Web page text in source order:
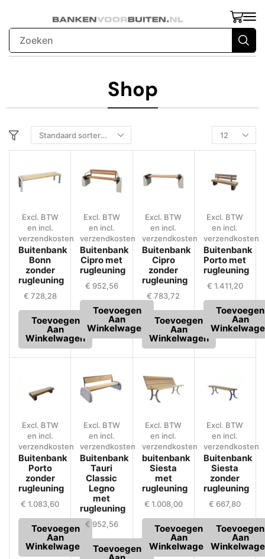
Shop
Excl. BTW
en incl.
verzendkosten
Buitenbank
Bonn
zonder
rugleuning
€ 728,28
Toevoegen
Aan
Winkelwagen
Excl. BTW
en incl.
verzendkosten
Buitenbank
Cipro met
rugleuning
€ 952,56
Toevoegen
Aan
Winkelwagen
Excl. BTW
en incl.
verzendkosten
Buitenbank
Cipro
zonder
rugleuning
€ 783,72
Toevoegen
Aan
Winkelwagen
Excl. BTW
en incl.
verzendkosten
Buitenbank
Porto met
rugleuning
€ 1.411,20
Toevoegen
Aan
Excl. BTW
en incl.
verzendkosten
Buitenbank
Porto
zonder
rugleuning
€ 1.083,60
Toevoegen
Aan
Winkelwagen
Excl. BTW
en incl.
verzendkosten
Buitenbank
Tauri
Classic
Legno
met
rugleuning
€ 952,56
Toevoegen
Excl. BTW
en incl.
verzendkosten
buitenbank
Siesta
met
rugleuning
€ 1.008,00
Toevoegen
Aan
Winkelwagen
Excl. BTW
en incl.
verzendkosten
Buitenbank
Siesta
zonder
rugleuning
€ 667,80
Toevoegen
Aan